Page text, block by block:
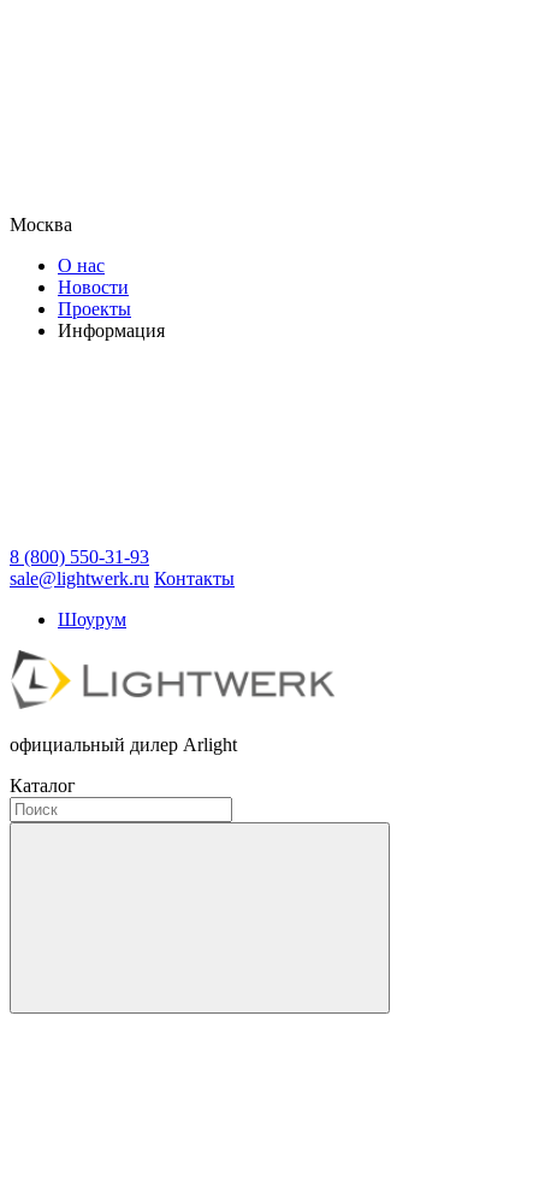
Москва
О нас
Новости
Проекты
Информация
8 (800) 550-31-93
sale@lightwerk.ru Контакты
Шоурум
официальный дилер Arlight
Каталог